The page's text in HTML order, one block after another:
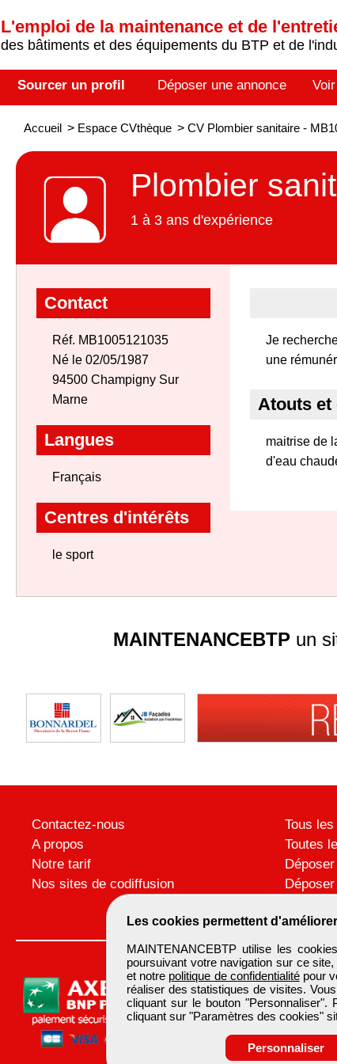
L'emploi de la maintenance et de
des bâtiments et des équipements du BTP et de
Sourcer un profil Déposer une annonce
Accueil > Espace CVthèque > CV Plombier sanitaire -
Plombier
1 à 3 ans d'expérience
Contact
Réf. MB1005121035
Né le 02/05/1987
94500 Champigny Sur
Marne
Langues
Français
Centres d'intérêts
le sport
Je
une
Atouts et
maitrise de
d'eau
Les cookies permettent
MAINTENANCEBTP utilise les
poursuivant votre navigation sur ce
et notre politique de confidentialitépour
réaliser des statistiques de visites.
cliquant sur le bouton
cliquant sur "Paramètres des cookies"
Personnaliser
MAINTENANCEBTPun
Contactez-nous
A propos
Notre tarif
Nos sites de codiffusion
Tous
Toutes